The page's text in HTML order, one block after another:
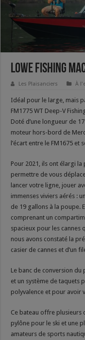
Lowe Fishing
Les Plaisanciers À
Idéal pour le large, mais
FM1775 WT Deep-V
Doté d’une longueur de
moteur hors-bord de
l’écart entre le FM1675 et
Pour 2021, ils ont élargi
permettre de vous
lancer votre ligne, jouer
immenses viviers aérés :
de 19 gallons à la poupe.
comprenant un
spacieux pour les cannes
nous avons constaté la
casier de cannes et d’un
Le banc de conversion du
et un système de taquets
polyvalence et pour avoir
Ce bateau offre plusieurs
pylône pour le ski et une
amateurs de sports